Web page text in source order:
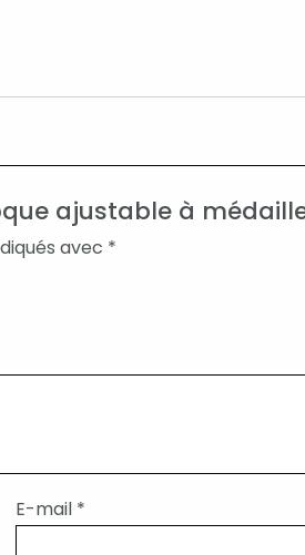
ajustable à
avec *
E-mail *